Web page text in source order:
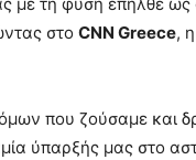
στο CNN Greece,
που ζούσαμε και
ύπαρξής μας στο